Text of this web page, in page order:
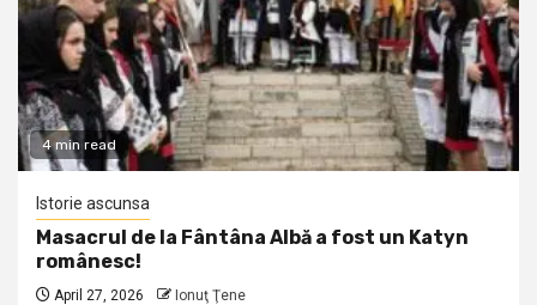
4 min read
Istorie ascunsa
Masacrul de la Fântâna Albă a fost un Katyn
românesc!
April 27, 2026 Ionuţ Ţene